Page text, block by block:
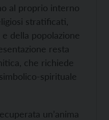
al proprio interno
stratificati,
della popolazione
resta
che richiede
spirituale
un’anima